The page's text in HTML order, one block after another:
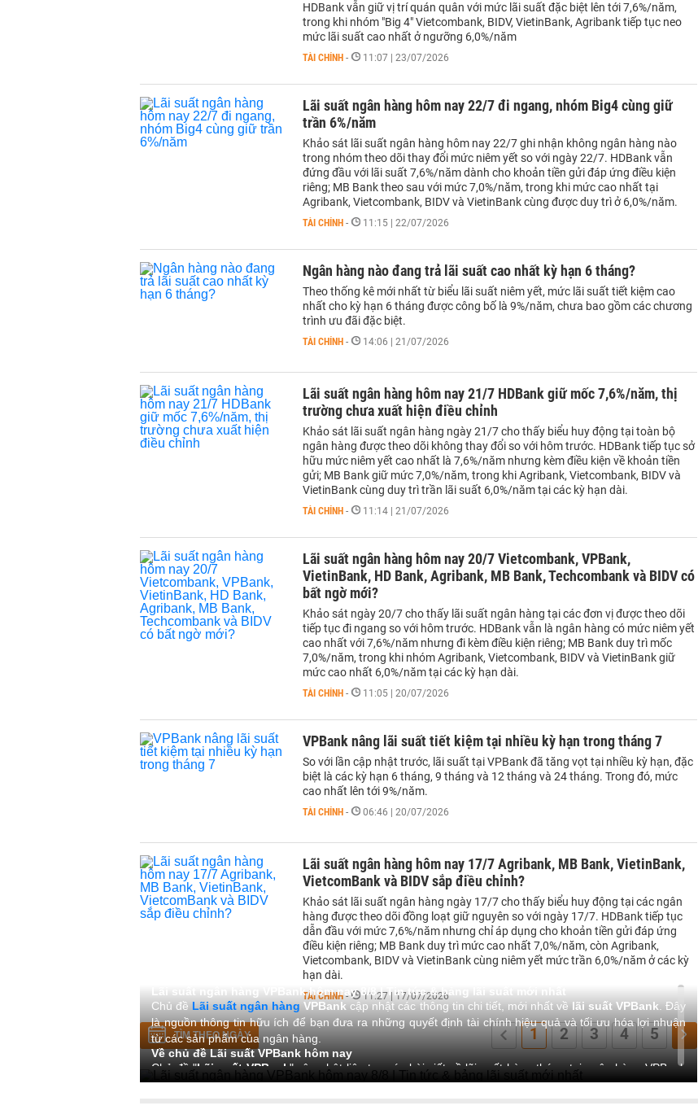
HDBank vẫn giữ vị trí quán quân với mức lãi suất đặc biệt lên tới 7,6%/năm,
trong khi nhóm "Big 4" Vietcombank, BIDV, VietinBank, Agribank tiếp tục neo
mức lãi suất cao nhất ở ngưỡng 6,0%/năm
TÀI CHÍNH - 11:07 | 23/07/2026
Lãi suất ngân hàng hôm nay 22/7 đi ngang, nhóm Big4 cùng giữ
trần 6%/năm
Khảo sát lãi suất ngân hàng hôm nay 22/7 ghi nhận không ngân hàng nào
trong nhóm theo dõi thay đổi mức niêm yết so với ngày 22/7. HDBank vẫn
đứng đầu với lãi suất 7,6%/năm dành cho khoản tiền gửi đáp ứng điều kiện
riêng; MB Bank theo sau với mức 7,0%/năm, trong khi mức cao nhất tại
Agribank, Vietcombank, BIDV và VietinBank cùng được duy trì ở 6,0%/năm.
TÀI CHÍNH - 11:15 | 22/07/2026
Ngân hàng nào đang trả lãi suất cao nhất kỳ hạn 6 tháng?
Theo thống kê mới nhất từ biểu lãi suất niêm yết, mức lãi suất tiết kiệm cao
nhất cho kỳ hạn 6 tháng được công bố là 9%/năm, chưa bao gồm các chương
trình ưu đãi đặc biệt.
TÀI CHÍNH - 14:06 | 21/07/2026
Lãi suất ngân hàng hôm nay 21/7 HDBank giữ mốc 7,6%/năm, thị
trường chưa xuất hiện điều chỉnh
Khảo sát lãi suất ngân hàng ngày 21/7 cho thấy biểu huy động tại toàn bộ
ngân hàng được theo dõi không thay đổi so với hôm trước. HDBank tiếp tục sở
hữu mức niêm yết cao nhất là 7,6%/năm nhưng kèm điều kiện về khoản tiền
gửi; MB Bank giữ mức 7,0%/năm, trong khi Agribank, Vietcombank, BIDV và
VietinBank cùng duy trì trần lãi suất 6,0%/năm tại các kỳ hạn dài.
TÀI CHÍNH - 11:14 | 21/07/2026
Lãi suất ngân hàng hôm nay 20/7 Vietcombank, VPBank,
VietinBank, HD Bank, Agribank, MB Bank, Techcombank và BIDV có
bất ngờ mới?
Khảo sát ngày 20/7 cho thấy lãi suất ngân hàng tại các đơn vị được theo dõi
tiếp tục đi ngang so với hôm trước. HDBank vẫn là ngân hàng có mức niêm yết
cao nhất với 7,6%/năm nhưng đi kèm điều kiện riêng; MB Bank duy trì mốc
7,0%/năm, trong khi nhóm Agribank, Vietcombank, BIDV và VietinBank giữ
mức cao nhất 6,0%/năm tại các kỳ hạn dài.
TÀI CHÍNH - 11:05 | 20/07/2026
VPBank nâng lãi suất tiết kiệm tại nhiều kỳ hạn trong tháng 7
So với lần cập nhật trước, lãi suất tại VPBank đã tăng vọt tại nhiều kỳ hạn, đặc
biệt là các kỳ hạn 6 tháng, 9 tháng và 12 tháng và 24 tháng. Trong đó, mức
cao nhất lên tới 9%/năm.
TÀI CHÍNH - 06:46 | 20/07/2026
Lãi suất ngân hàng hôm nay 17/7 Agribank, MB Bank, VietinBank,
VietcomBank và BIDV sắp điều chỉnh?
Khảo sát lãi suất ngân hàng ngày 17/7 cho thấy biểu huy động tại các ngân
hàng được theo dõi đồng loạt giữ nguyên so với ngày 17/7. HDBank tiếp tục
dẫn đầu với mức 7,6%/năm nhưng chỉ áp dụng cho khoản tiền gửi đáp ứng
điều kiện riêng; MB Bank duy trì mức cao nhất 7,0%/năm, còn Agribank,
Vietcombank, BIDV và VietinBank cùng niêm yết mức trần 6,0%/năm ở các kỳ
hạn dài.
TÀI CHÍNH - 11:27 | 17/07/2026
TÌM THEO NGÀY 1 2 3 4 5
Lãi suất ngân hàng VPBank hôm nay 8/8 | Tin tức & bảng lãi suất mới nhất
Chủ đềLãi suất ngân hàng VPBank cập nhật các thông tin chi tiết, mới nhất về lãi suất VPBank . Đây
là nguồn thông tin hữu ích để bạn đưa ra những quyết định tài chính hiệu quả và tối ưu hóa lợi nhuận
từ các sản phẩm của ngân hàng.
Về chủ đề Lãi suất VPBank hôm nay
Chủ đề "Lãi suất VPBank" cập nhật liên tục các bài viết về lãi suất hàng tháng tại ngân hàng VPBank
và các thông tin liên quan, cụ thể: